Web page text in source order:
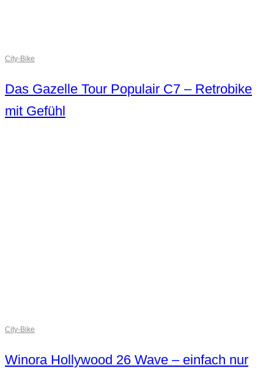
City-Bike
Das Gazelle Tour Populair C7 – Retrobike
mit Gefühl
City-Bike
Winora Hollywood 26 Wave – einfach nur